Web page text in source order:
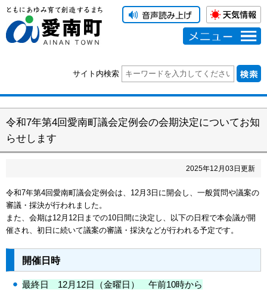
メニュー
サイト内検索
令和7年第4回愛南町議会定例会の会期決定についてお知
らせします
2025年12 月 03日更新
令和7年第4回愛南町議会定例会は、12月3日に開会し、一般質問や議案の
審議・採決が行われました。
また、会期は12月12日までの10日間に決定し、以下の日程で本会議が開
催され、初日に続いて議案の審議・採決などが行われる予定です。
開催日時
最終日 12月12日（金曜日） 午前10時から